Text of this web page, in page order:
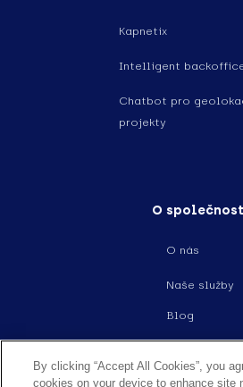
Kapnetix
Intelligent
Chatbot pro
projekty
O
O nás
Naše služby
Blog
Kariera
By clicking “Accept All Cookies”, you
cookies on your device to enhance site